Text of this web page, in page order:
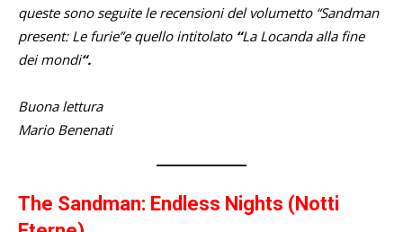
queste sono seguite le recensioni del volumetto “Sandman
present: Le furie”e quello intitolato “La Locanda alla fine
dei mondi“.
Buona lettura
Mario Benenati
The Sandman: Endless Nights (Notti